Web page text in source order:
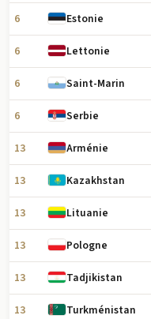
6 Estonie
6 Lettonie
6 Saint-Marin
6 Serbie
13 Arménie
13 Kazakhstan
13 Lituanie
13 Pologne
13 Tadjikistan
13 Turkménistan